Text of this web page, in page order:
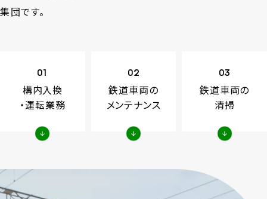
集団です。
01
構内入換
・運転業務
02
鉄道車両の
メンテナンス
03
鉄道車両の
清掃